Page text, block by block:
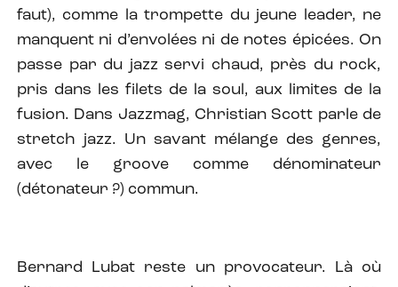
faut), comme la trompette du jeune leader, ne
manquent ni d’envolées ni de notes épicées. On
passe par du jazz servi chaud, près du rock,
pris dans les filets de la soul, aux limites de la
fusion. Dans Jazzmag, Christian Scott parle de
stretch jazz. Un savant mélange des genres,
avec le groove comme dénominateur
(détonateur ?) commun.
Bernard Lubat reste un provocateur. Là où